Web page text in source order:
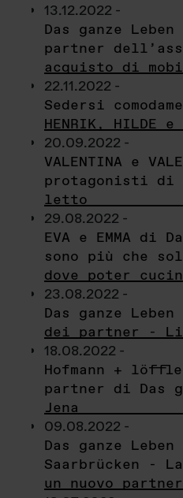
13.12.2022 -
Das ganze
partner
acquisto di
22.11.2022 -
Sedersi
HENRIK, HILDE e
20.09.2022 -
VALENTINA e
protagonisti di
letto
29.08.2022 -
EVA e EMMA di
sono più che
dove poter
23.08.2022 -
Das ganze
dei partner -
18.08.2022 -
Hofmann +
partner di Das
Jena
09.08.2022 -
Das ganze
Saarbrücken -
un nuovo partner